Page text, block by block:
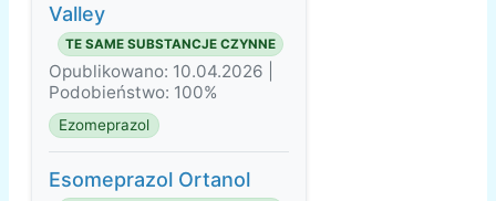
Valley
TE SAME SUBSTANCJE CZYNNE
Opublikowano: 10.04.2026 |
Podobieństwo: 100%
Ezomeprazol
Esomeprazol Ortanol